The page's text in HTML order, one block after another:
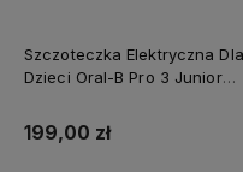
Szczoteczka Elektryczna Dla
Dzieci Oral-B Pro 3 Junior
Wyciskacze
199,00 zł